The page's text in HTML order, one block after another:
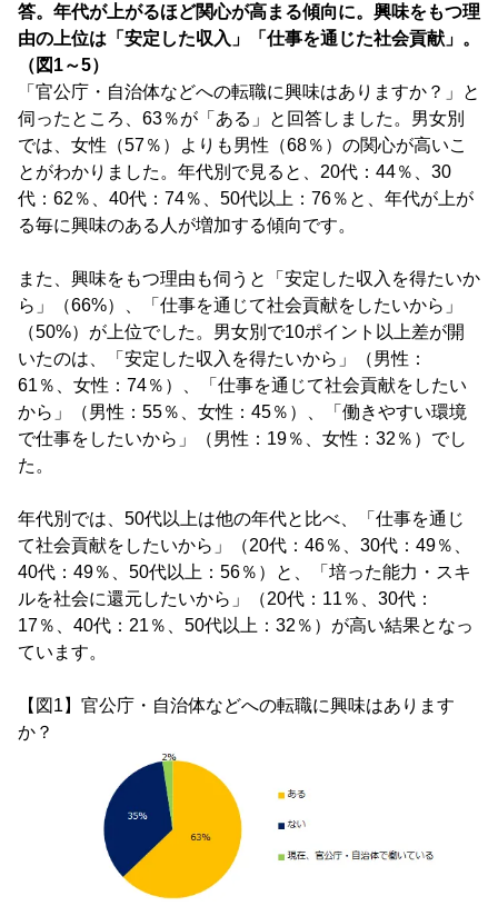
答。年代が上がるほど関心が高まる傾向に。興味をもつ理
由の上位は「安定した収入」「仕事を通じた社会貢献」。
（図1～5）
「官公庁・自治体などへの転職に興味はありますか？」と
伺ったところ、63％が「ある」と回答しました。男女別
では、女性（57％）よりも男性（68％）の関心が高いこ
とがわかりました。年代別で見ると、20代：44％、30
代：62％、40代：74％、50代以上：76％と、年代が上が
る毎に興味のある人が増加する傾向です。
また、興味をもつ理由も伺うと「安定した収入を得たいか
ら」（66%）、「仕事を通じて社会貢献をしたいから」
（50%）が上位でした。男女別で10ポイント以上差が開
いたのは、「安定した収入を得たいから」（男性：
61％、女性：74％）、「仕事を通じて社会貢献をしたい
から」（男性：55％、女性：45％）、「働きやすい環境
で仕事をしたいから」（男性：19％、女性：32％）でし
た。
年代別では、50代以上は他の年代と比べ、「仕事を通じ
て社会貢献をしたいから」（20代：46％、30代：49％、
40代：49％、50代以上：56％）と、「培った能力・スキ
ルを社会に還元したいから」（20代：11％、30代：
17％、40代：21％、50代以上：32％）が高い結果となっ
ています。
【図1】官公庁・自治体などへの転職に興味はあります
か？